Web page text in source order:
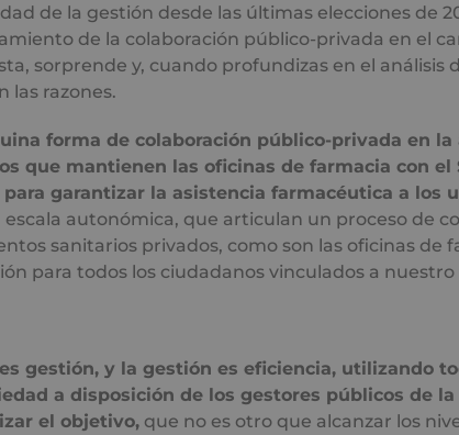
de la gestión desde las últimas elecciones de
de la colaboración público-privada en el
sorprende y, cuando profundizas en el análisis
las razones.
forma de colaboración público-privada en
que mantienen las oficinas de farmacia con el
para garantizar la asistencia farmacéutica a los
escala autonómica, que articulan un proceso de
sanitarios privados, como son las oficinas de
para todos los ciudadanos vinculados a
gestión, y la gestión es eficiencia, utilizando
a disposición de los gestores públicos de
el objetivo, que no es otro que alcanzar los